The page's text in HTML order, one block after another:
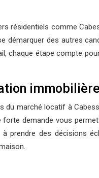
résidentiels comme
démarquer des autres
chaque étape compte
immobilière
marché locatif à
demande vous
prendre des décisions